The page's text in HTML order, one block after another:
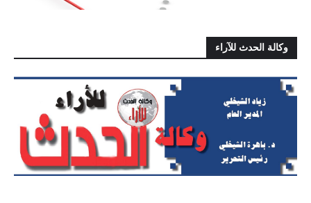
وكالة الحدث للآراء